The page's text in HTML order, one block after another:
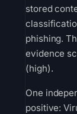
stored
phishing.
evidence
(high).
One
positive: